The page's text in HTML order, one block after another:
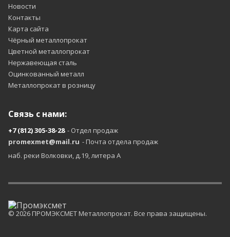
Новости
Контакты
Карта сайта
Чёрный металлопрокат
Цветной металлопрокат
Нержавеющая сталь
Оцинкованный металл
Металлопрокат в розницу
Связь с нами:
+7 (812) 305-38-28 - Отдел продаж
promexmet@mail.ru - Почта отдела продаж
наб. реки Волковки, д.19, литера А
© 2026 ПРОМЭКСМЕТ Металлопрокат. Все права защищены.